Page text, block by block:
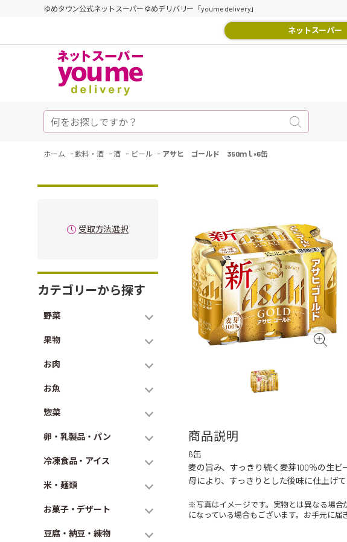
ゆめタウン公式ネットスーパーゆめデリバリー「youme delivery」
ネットスーパー
ホーム -飲料・酒 -酒 - ビール - アサヒ ゴールド 350ｍｌ×6缶
受取方法選択
カテゴリーから探す
野菜
果物
お肉
お魚
惣菜
卵・乳製品・パン
冷凍食品・アイス
米・麺類
お菓子・デザート
豆腐・納豆・練物
商品説明
6缶
麦の旨み、すっきり続く麦芽100％の生
母により、すっきりとした後味に仕上げて
※写真はイメージです。実物とは異なる場
になっている場合もございます。お手元に届